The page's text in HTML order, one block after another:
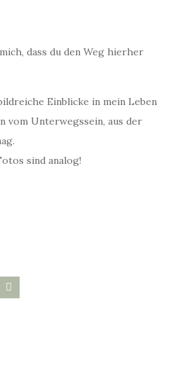
dass du den Weg hierher
Einblicke in mein Leben
vom Unterwegssein, aus der
sind analog!
mail